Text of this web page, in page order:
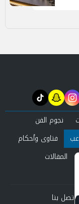
instagram
snapchat
tiktok
نجوم الفن
فتاوى وأحكام
المقالات
اتصل بنا